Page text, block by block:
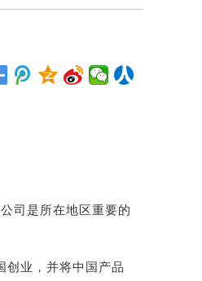
司是所在地区重要的
业，并将中国产品